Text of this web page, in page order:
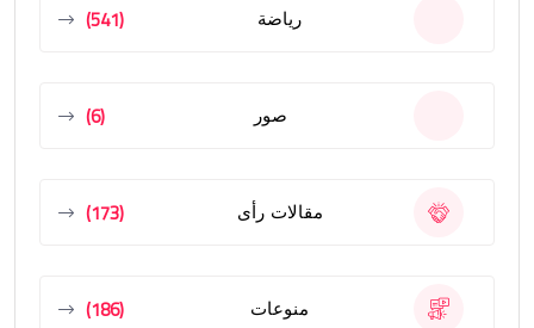
رياضة (541)
صور (6)
مقالات رأى (173)
منوعات (186)